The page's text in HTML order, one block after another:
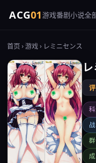
ACG01游戏番剧小说全
首页 ›游戏› レミニセンス